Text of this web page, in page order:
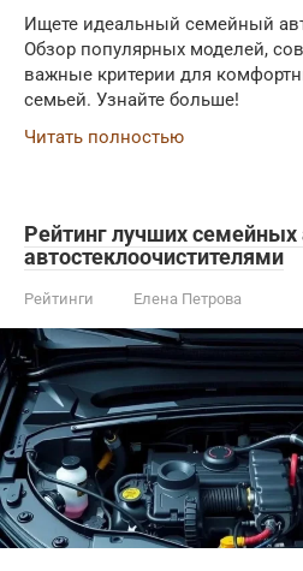
Ищете идеальный семейный
Обзор популярных моделей,
важные критерии для
семьей. Узнайте больше!
Читать полностью
Рейтинг лучших семейных
автостеклоочистителями
Рейтинги Елена Петрова